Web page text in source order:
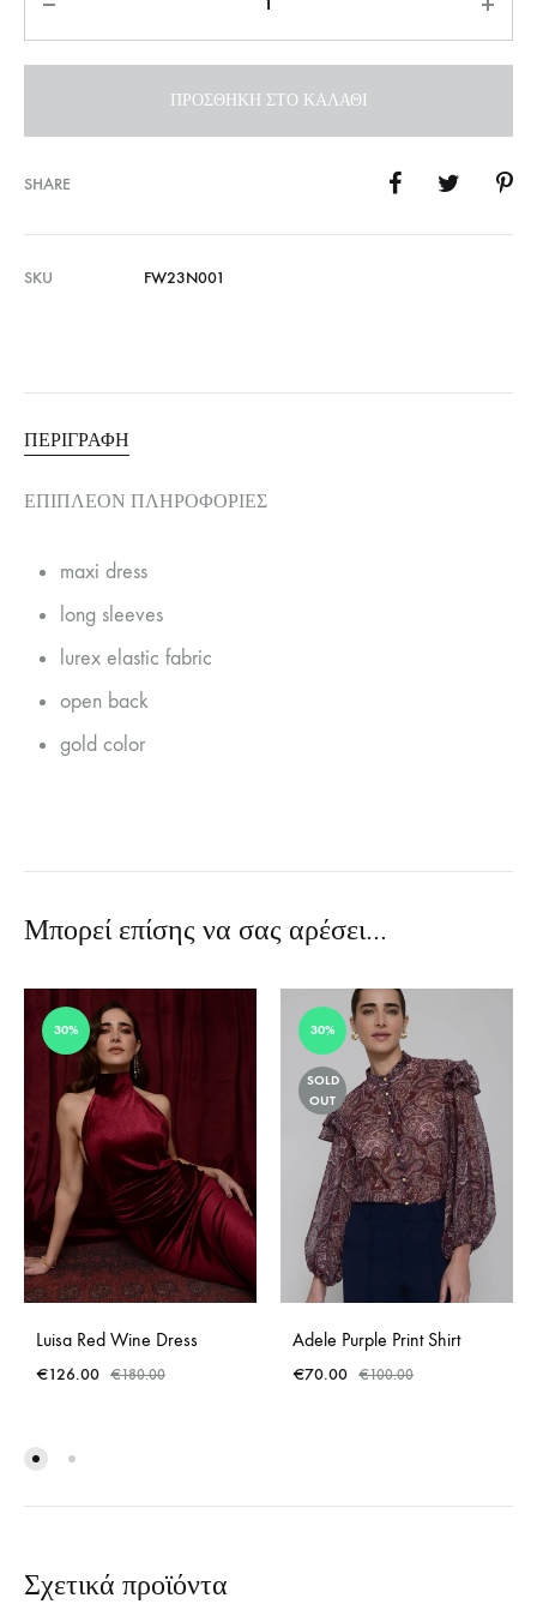
ΠΡΟΣΘΉΚΗ ΣΤΟ ΚΑΛΆΘΙ
SHARE
SKU FW23N001
ΠΕΡΙΓΡΑΦΉ
ΕΠΙΠΛΈΟΝ ΠΛΗΡΟΦΟΡΊΕΣ
maxi dress
long sleeves
lurex elastic fabric
open back
gold color
Μπορεί επίσης να σας αρέσει…
30%
Luisa Red Wine Dress
€126.00 €180.00
30%
SOLD
OUT
Adele Purple Print Shirt
€70.00 €100.00
Σχετικά προϊόντα